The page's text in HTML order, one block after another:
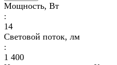
Мощность, Вт
:
14
Световой поток, лм
:
1 400